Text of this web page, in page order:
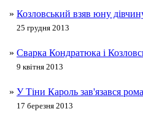
» Козловський взяв юну
25 грудня 2013
» Сварка Кондратюка і
9 квітня 2013
» У Тіни Кароль зав'язався
17 березня 2013